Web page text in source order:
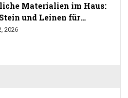
Materialien im Haus:
und Leinen für
Wohnen
2026